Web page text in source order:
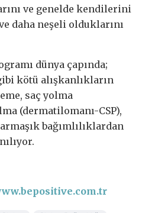
ve genelde kendilerini
daha neşeli olduklarını
dünya çapında;
kötü alışkanlıkların
saç yolma
(dermatilomanı-CSP),
bağımlılıklardan